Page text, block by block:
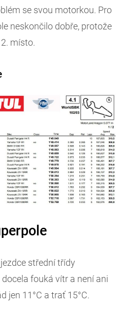
se svou motorkou. Pro
neskončilo dobře, protože
místo.
střední třídy
docela fouká vítr a není ani
jen 11°C a trať 15°C.